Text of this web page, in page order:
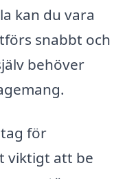
kan du vara
snabbt och
behöver
för
viktigt att be